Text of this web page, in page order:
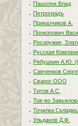
Пашолок Влад
Петроградъ
Приказчиков А.
Прокопович
Росоружие,
Русская
Рябушкин А.Ю.
Савченков
Сварог ООО
Титов А.С.
Тов-во
Точилка
Ульданов Д.Ф.